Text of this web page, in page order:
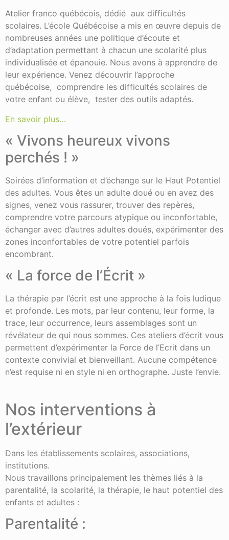
Atelier franco québécois, dédié aux difficultés
scolaires. L’école Québécoise a mis en œuvre depuis de
nombreuses années une politique d’écoute et
d’adaptation permettant à chacun une scolarité plus
individualisée et épanouie. Nous avons à apprendre de
leur expérience. Venez découvrir l’approche
québécoise, comprendre les difficultés scolaires de
votre enfant ou élève, tester des outils adaptés.
En savoir plus…
« Vivons heureux vivons
perchés ! »
Soirées d’information et d’échange sur le Haut Potentiel
des adultes. Vous êtes un adulte doué ou en avez des
signes, venez vous rassurer, trouver des repères,
comprendre votre parcours atypique ou inconfortable,
échanger avec d’autres adultes doués, expérimenter des
zones inconfortables de votre potentiel parfois
encombrant.
« La force de l’Écrit »
La thérapie par l’écrit est une approche à la fois ludique
et profonde. Les mots, par leur contenu, leur forme, la
trace, leur occurrence, leurs assemblages sont un
révélateur de qui nous sommes. Ces ateliers d’écrit vous
permettent d’expérimenter la Force de l’Ecrit dans un
contexte convivial et bienveillant. Aucune compétence
n’est requise ni en style ni en orthographe. Juste l’envie.
Nos interventions à
l’extérieur
Dans les établissements scolaires, associations,
institutions.
Nous travaillons principalement les thèmes liés à la
parentalité, la scolarité, la thérapie, le haut potentiel des
enfants et adultes :
Parentalité :